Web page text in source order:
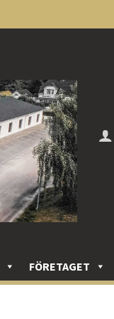
FÖRETAGET